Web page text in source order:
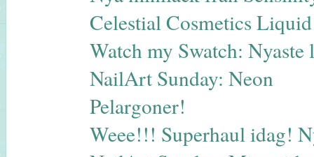
Celestial Cosmetics
Watch my Swatch: Nyaste
NailArt Sunday: Neon
Pelargoner!
Weee!!! Superhaul idag!